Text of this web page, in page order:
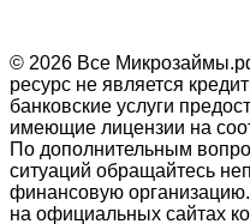
© 2026 Все
ресурс не является
банковские услуги
имеющие лицензии на
По дополнительным
ситуаций обращайтесь
финансовую
на официальных сайтах